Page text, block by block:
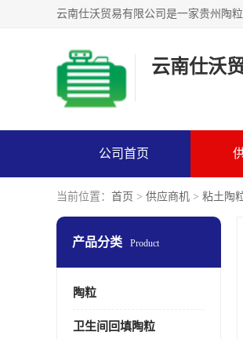
云南仕沃
公司首页
当前位置： 首页 > 供应商机 > 粘土陶
产品分类 Product
陶粒
卫生间回填陶粒